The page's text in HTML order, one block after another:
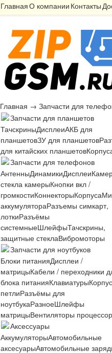
ГлавнаяО компании Контакты
Главная → Запчасти для
Запчасти для планшетов
ТачскриныДисплеиАКБ для
планшетовЗУ для планшетов
для китайских планшетов
Запчасти для телефонов
АнтенныДинамикиДисплеи
стекла камерыКнопки вкл /
громкостиКоннекторыКорпуса
аккумулятораРазъемы симкарт,
лоткиРазъёмы
системныеШлейфыТачскрины,
защитные стеклаВибромоторы
Запчасти для ноутбуков
Блоки питанияДисплеи /
матрицыКабели / переходники
блока питанияКлавиатуры
петлиРазъёмы для
ноутбукаРазноеШлейфы
матрицыВентиляторы
Аксессуары
АккумуляторыАвтомобильные
аксесуарыАвтомобильные